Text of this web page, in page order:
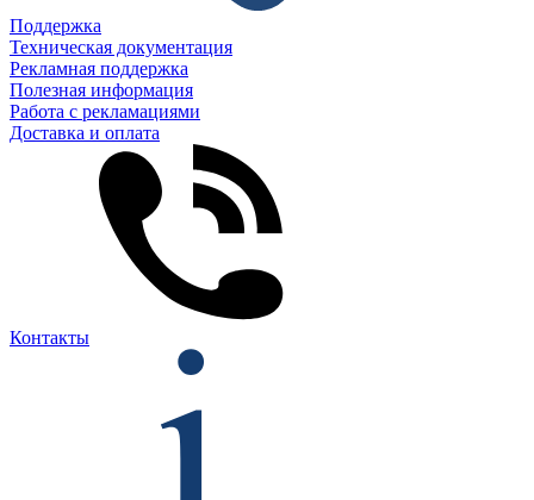
Поддержка
Техническая документация
Рекламная поддержка
Полезная информация
Работа с рекламациями
Доставка и оплата
Контакты